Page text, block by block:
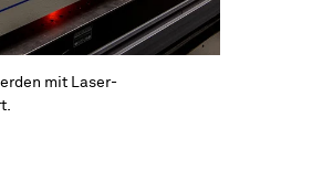
mit Laser-